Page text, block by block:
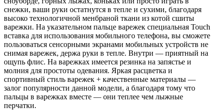
снежки, ваши руки остатнутся в тепле и сухими, благодаря
высоко технологичной менбраной ткани из котой сшиты
варежки. На указательном пальце варежек специальная Touch
вставка для использования мобильного телефона, вы сможете
пользоваться сенсорными экранами мобильных устройств не
снимая варежек, держа руки в тепле. Внутри — приятный на
ощупь флис. На варежках имеется резинка на запястье и
молния для простоты одевания. Яркая расцветка и
спортивный стиль варежек + качественные материалы —
залог популярности данной модели, а благодаря тому что
пальцы в варежках вместе — они теплее чем лыжные
перчатки.